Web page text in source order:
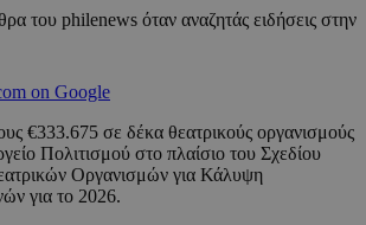
του philenews όταν αναζητάς ειδήσεις στην
on Google
€333.675 σε δέκα θεατρικούς οργανισμούς
Πολιτισμού στο πλαίσιο του Σχεδίου
Οργανισμών για Κάλυψη
για το 2026.